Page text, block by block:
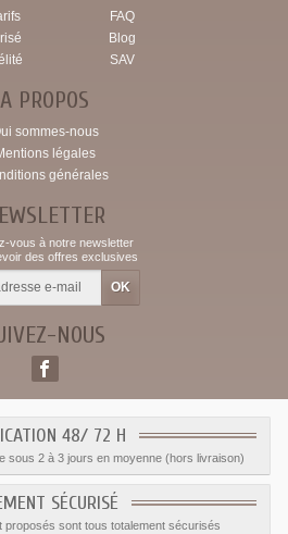
FAQ
Blog
SAV
A PROPOS
sommes-nous
légales
générales
vous à notre newsletter
des offres exclusives
NOUS
48/ 72 H
sous 2 à 3 jours en moyenne (hors livraison)
SÉCURISÉ
proposés sont tous totalement sécurisés